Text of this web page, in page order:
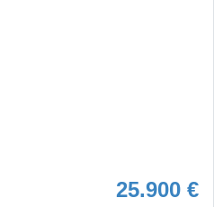
25.900 €